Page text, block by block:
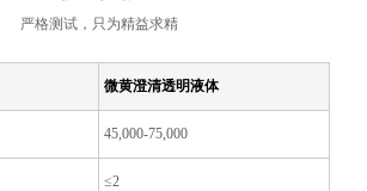
严格测试，只为精益求精
微黄澄清透明液体
45,000-75,000
≤2